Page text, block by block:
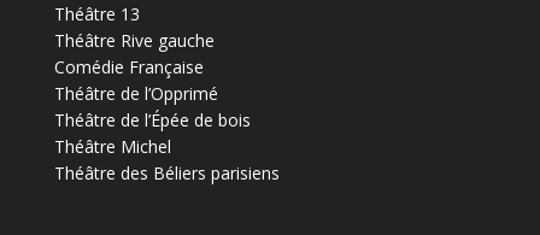
Théâtre 13
Théâtre Rive gauche
Comédie Française
Théâtre de l’Opprimé
Théâtre de l’Épée de bois
Théâtre Michel
Théâtre des Béliers parisiens